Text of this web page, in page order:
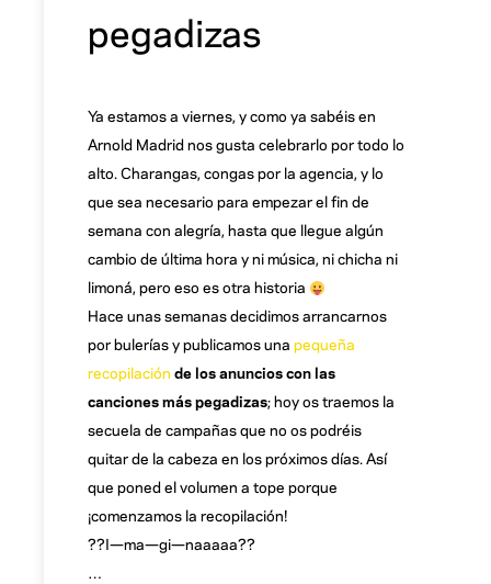
pegadizas
Ya estamos a viernes, y como ya sabéis en
Arnold Madrid nos gusta celebrarlo por todo lo
alto. Charangas, congas por la agencia, y lo
que sea necesario para empezar el fin de
semana con alegría, hasta que llegue algún
cambio de última hora y ni música, ni chicha ni
limoná, pero eso es otra historia
Hace unas semanas decidimos arrancarnos
por bulerías y publicamos una pequeña
recopilación de los anuncios con las
canciones más pegadizas; hoy os traemos la
secuela de campañas que no os podréis
quitar de la cabeza en los próximos días. Así
que poned el volumen a tope porque
¡comenzamos la recopilación!
??I—ma—gi—naaaaa??
…